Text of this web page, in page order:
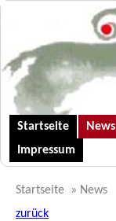
Startseite News
Impressum
Startseite » News
zurück